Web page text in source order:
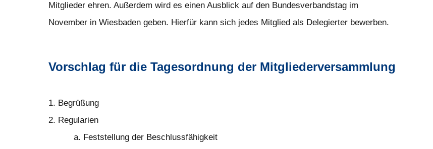
Mitglieder ehren. Außerdem wird es einen Ausblick auf den Bundesverbandstag im
November in Wiesbaden geben. Hierfür kann sich jedes Mitglied als Delegierter bewerben.
Vorschlag für die Tagesordnung der Mitgliederversammlung
1. Begrüßung
2. Regularien
a. Feststellung der Beschlussfähigkeit